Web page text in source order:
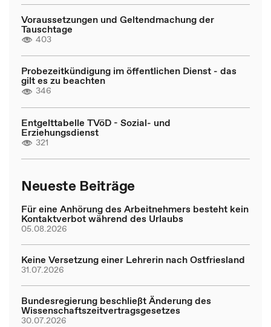
Voraussetzungen und Geltendmachung der
Tauschtage
403
Probezeitkündigung im öffentlichen Dienst - das
gilt es zu beachten
346
Entgelttabelle TVöD - Sozial- und
Erziehungsdienst
321
Neueste Beiträge
Für eine Anhörung des Arbeitnehmers besteht kein
Kontaktverbot während des Urlaubs
05.08.2026
Keine Versetzung einer Lehrerin nach Ostfriesland
31.07.2026
Bundesregierung beschließt Änderung des
Wissenschaftszeitvertragsgesetzes
30.07.2026